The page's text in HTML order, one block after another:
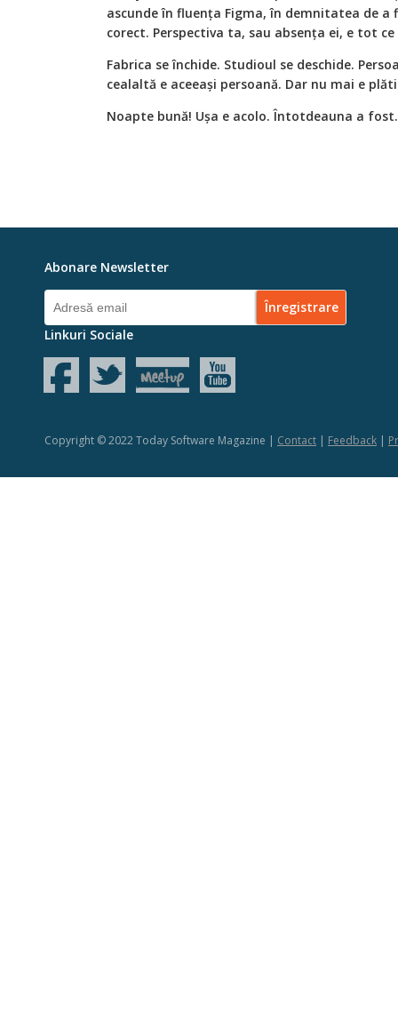
ascunde în fluența Figma, în demnitatea de a
corect. Perspectiva ta, sau absența ei, e tot
Fabrica se închide. Studioul se deschide.
cealaltă e aceeași persoană. Dar nu mai e
Noapte bună! Ușa e acolo. Întotdeauna a fost.
Abonare Newsletter
Linkuri Sociale
Copyright © 2022 Today Software Magazine | Contact | Feedback |